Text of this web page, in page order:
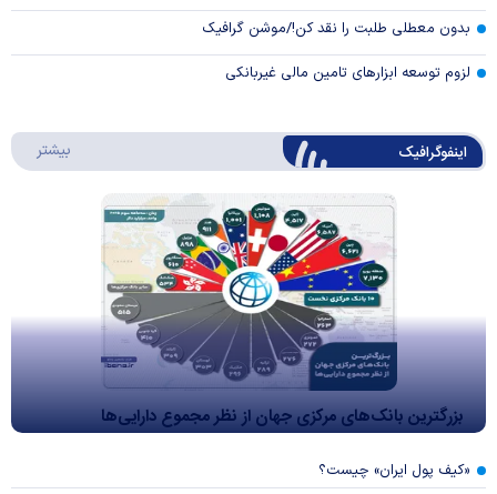
بدون معطلی طلبت را نقد کن!/موشن گرافیک
لزوم توسعه ابزارهای تامین مالی غیربانکی
اینفوگرافیک بیشتر
بزرگترین بانک‌های مرکزی جهان از نظر مجموع دارایی‌ها
«کیف پول ایران» چیست؟